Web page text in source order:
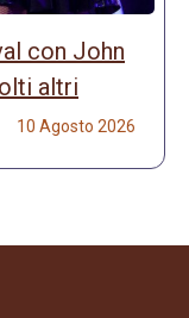
con John
altri
10 Agosto 2026